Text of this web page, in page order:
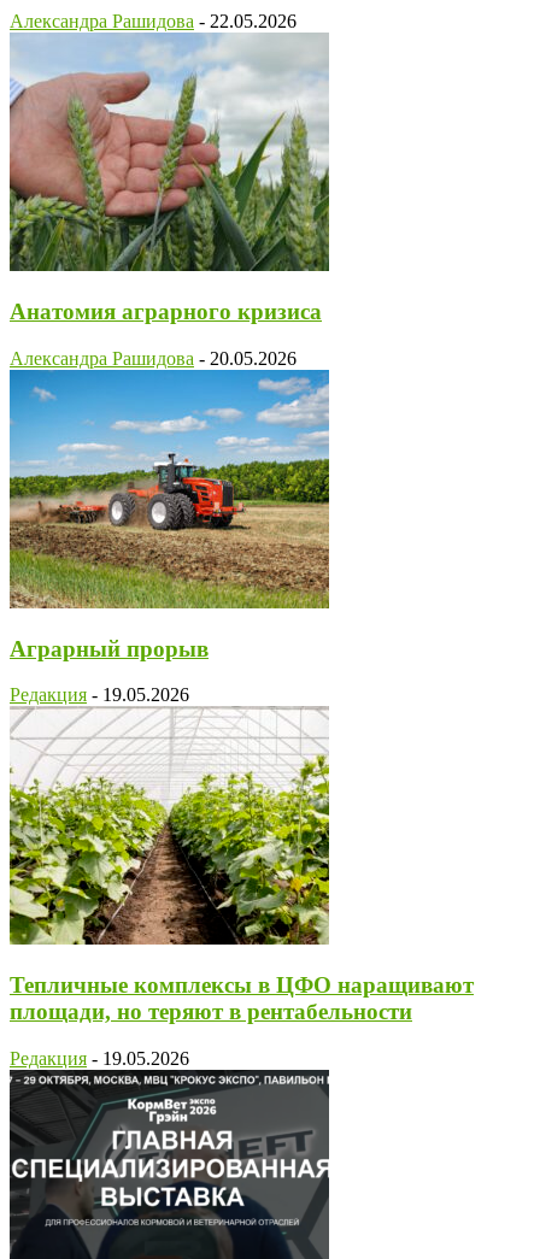
Александра Рашидова - 22.05.2026
Анатомия аграрного кризиса
Александра Рашидова - 20.05.2026
Аграрный прорыв
Редакция - 19.05.2026
Тепличные комплексы в ЦФО наращивают
площади, но теряют в рентабельности
Редакция - 19.05.2026